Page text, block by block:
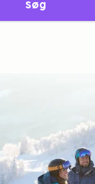
Søg